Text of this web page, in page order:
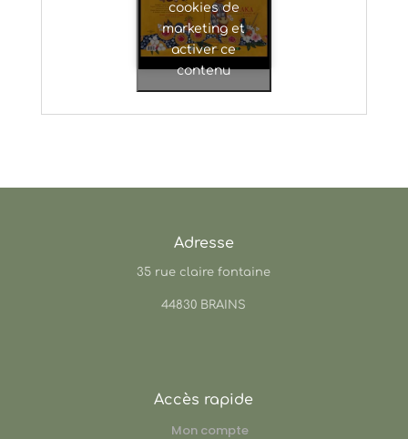
cookies de
marketing et
activer ce
contenu
Adresse
35 rue claire fontaine
44830 BRAINS
Accès rapide
Mon compte